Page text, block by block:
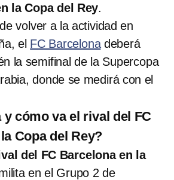
la Copa del Rey.
volver a la actividad en
el FC Barcelonadeberá
la semifinal de la Supercopa
donde se medirá con el
y cómo va el rival del FC
Copa del Rey?
del FC Barcelona en la
en el Grupo 2 de